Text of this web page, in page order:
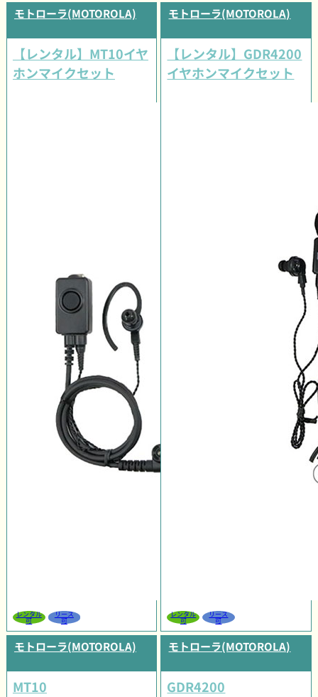
モトローラ(MOTOROLA)
【レンタル】MT10イヤ
ホンマイクセット
レンタル
可
リース
可
モトローラ(MOTOROLA)
【レンタル】GDR4200
イヤホンマイクセット
レンタル
可
リース
可
モトローラ(MOTOROLA)
MT10
モトローラ(MOTOROLA)
GDR4200